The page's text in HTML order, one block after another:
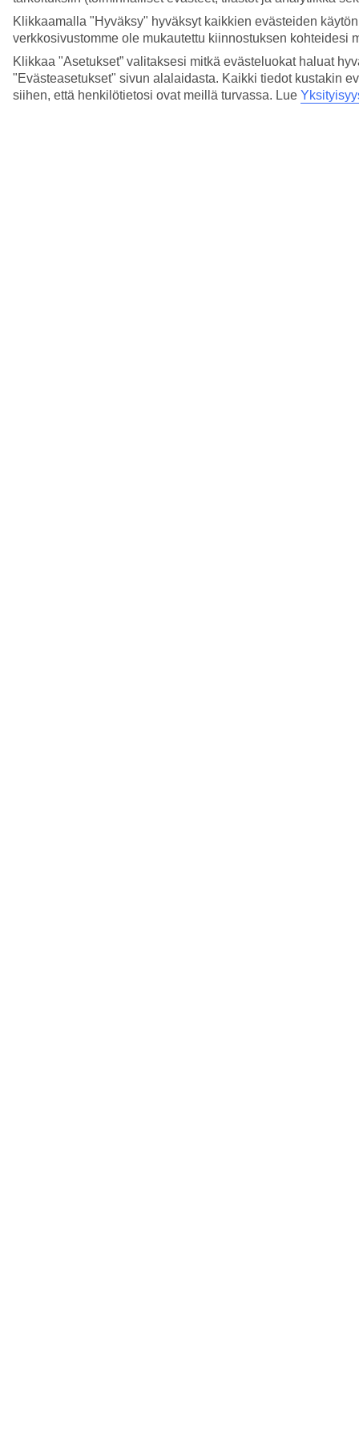
Klikkaamalla "Hyväksy" hyväksyt kaikkien evästeiden
verkkosivustomme ole mukautettu kiinnostuksen kohteidesi
Klikkaa "Asetukset” valitaksesi mitkä evästeluokat haluat
"Evästeasetukset" sivun alalaidasta. Kaikki tiedot kustakin
siihen, että henkilötietosi ovat meillä turvassa. Lue